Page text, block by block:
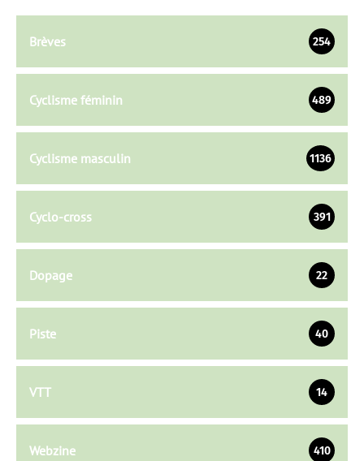
Brèves 254
Cyclisme féminin 489
Cyclisme masculin 1136
Cyclo-cross 391
Dopage 22
Piste 40
VTT 14
Webzine 410